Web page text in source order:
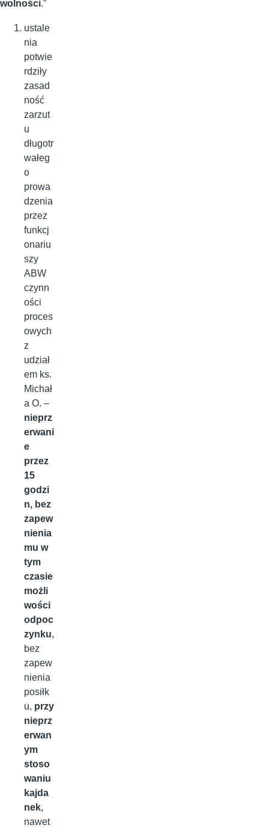
wolności.”
ustale
nia
potwie
rdziły
zasad
ność
zarzut
u
długotr
wałeg
o
prowa
dzenia
przez
funkcj
onariu
szy
ABW
czynn
ości
proces
owych
z
udział
em ks.
Michał
a O. –
nieprz
erwani
e
przez
15
godzi
n, bez
zapew
nienia
mu w
tym
czasie
możli
wości
odpoc
zynku,
bez
zapew
nienia
posiłk
u, przy
nieprz
erwan
ym
stoso
waniu
kajda
nek,
nawet